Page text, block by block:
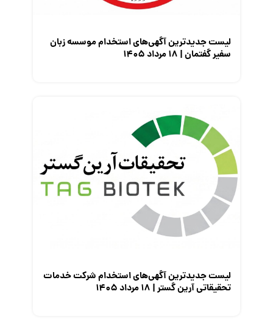
لیست جدیدترین آگهی‌های استخدام موسسه زبان
سفیر گفتمان | ۱۸ مرداد ۱۴۰۵
لیست جدیدترین آگهی‌های استخدام شرکت خدمات
تحقیقاتی آرین گستر | ۱۸ مرداد ۱۴۰۵